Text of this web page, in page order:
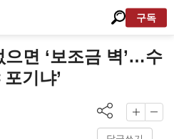
구독
으면 ‘보조금 벽’…수
기냐’